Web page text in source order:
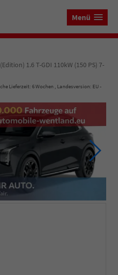
Menü
1.6 T-GDI 110kW (150 PS) 7-
Lieferzeit: 6 Wochen , Landesversion: EU -